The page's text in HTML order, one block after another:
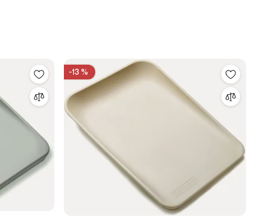
-13 %